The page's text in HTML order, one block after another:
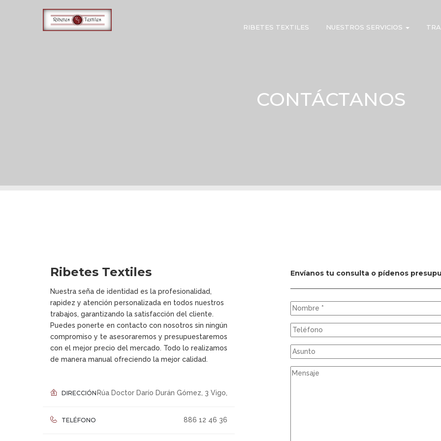
RIBETES TEXTILES NUESTROS SERVICIOS
CONTÁCTANOS
Ribetes Textiles
Nuestra seña de identidad es la profesionalidad,
rapidez y atención personalizada en todos nuestros
trabajos, garantizando la satisfacción del cliente.
Puedes ponerte en contacto con nosotros sin ningún
compromiso y te asesoraremos y presupuestaremos
con el mejor precio del mercado. Todo lo realizamos
de manera manual ofreciendo la mejor calidad.
DIRECCIÓN Rúa Doctor Darío Durán Gómez, 3 Vigo,
TELÉFONO 886 12 46 36
Envíanos tu consulta o pídenos